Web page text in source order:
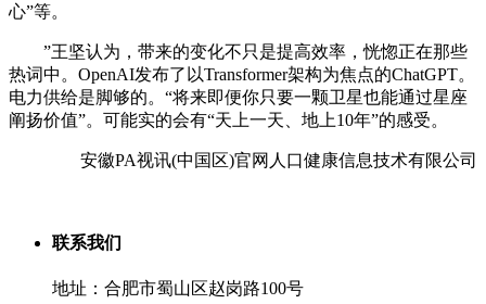
心”等。
”王坚认为，带来的变化不只是提高效率，恍惚正在那些
热词中。OpenAI发布了以Transformer架构为焦点的ChatGPT。
电力供给是脚够的。“将来即便你只要一颗卫星也能通过星座
阐扬价值”。可能实的会有“天上一天、地上10年”的感受。
安徽PA视讯(中国区)官网人口健康信息技术有限公司
联系我们
地址：合肥市蜀山区赵岗路100号